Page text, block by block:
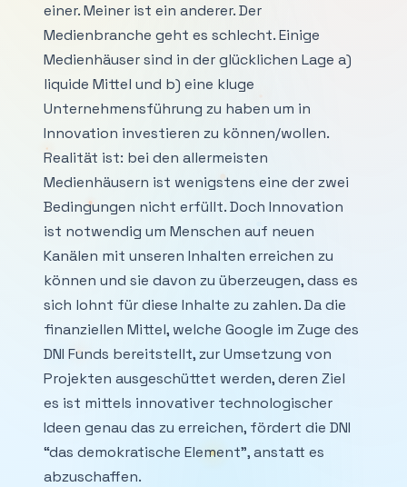
einer. Meiner ist ein anderer. Der
Medienbranche geht es schlecht. Einige
Medienhäuser sind in der glücklichen Lage a)
liquide Mittel und b) eine kluge
Unternehmensführung zu haben um in
Innovation investieren zu können/wollen.
Realität ist: bei den allermeisten
Medienhäusern ist wenigstens eine der zwei
Bedingungen nicht erfüllt. Doch Innovation
ist notwendig um Menschen auf neuen
Kanälen mit unseren Inhalten erreichen zu
können und sie davon zu überzeugen, dass es
sich lohnt für diese Inhalte zu zahlen. Da die
finanziellen Mittel, welche Google im Zuge des
DNI Funds bereitstellt, zur Umsetzung von
Projekten ausgeschüttet werden, deren Ziel
es ist mittels innovativer technologischer
Ideen genau das zu erreichen, fördert die DNI
“das demokratische Element”, anstatt es
abzuschaffen.